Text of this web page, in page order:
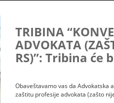
TRIBINA
ADVOKATA
RS)”: Tribina će
Obaveštavamo vas da Advokatska
zaštitu profesije advokata (zašto